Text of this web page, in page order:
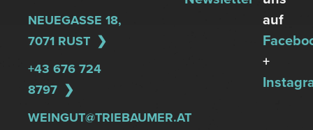
NEUEGASSE 18,
7071 RUST
+43 676 724
8797
WEINGUT@TRIEBAUMER.AT
auf
+